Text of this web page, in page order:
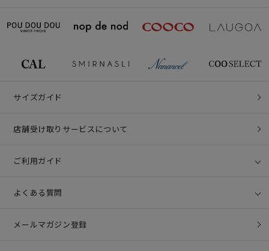
サイズガイド
店舗受け取りサービスについて
ご利用ガイド
よくある質問
メールマガジン登録